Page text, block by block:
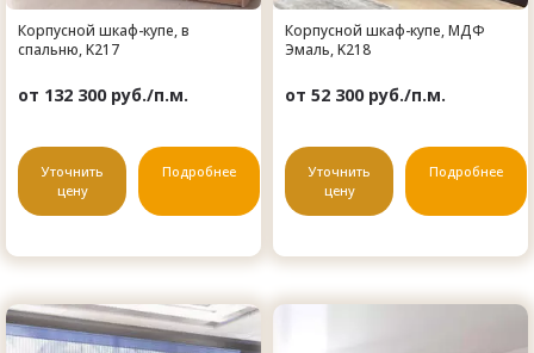
Корпусной шкаф-купе, в
спальню, K217
от 132 300 руб./п.м.
Уточнить
цену
Подробнее
Корпусной шкаф-купе, МДФ
Эмаль, K218
от 52 300 руб./п.м.
Уточнить
цену
Подробнее